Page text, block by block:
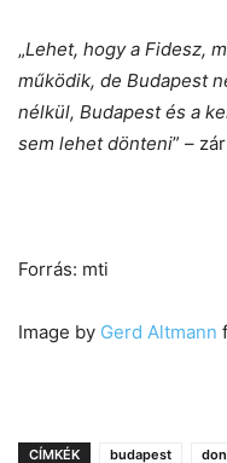
„Lehet, hogy a Fidesz,
működik, de Budapest
nélkül, Budapest és a
sem lehet dönteni” –
Forrás: mti
Image by Gerd Altmann
CÍMKÉK budapest